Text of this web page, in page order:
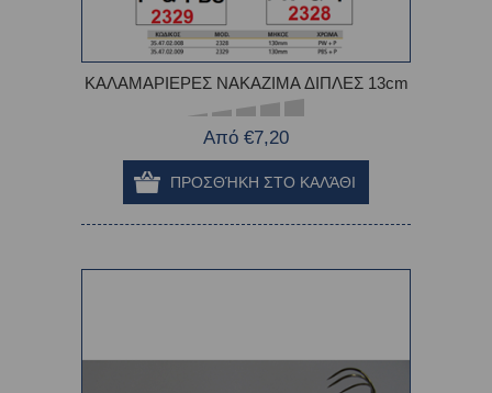
ΚΑΛΑΜΑΡΙΕΡΕΣ NAKAZIMA ΔΙΠΛΕΣ 13cm
Από €7,20